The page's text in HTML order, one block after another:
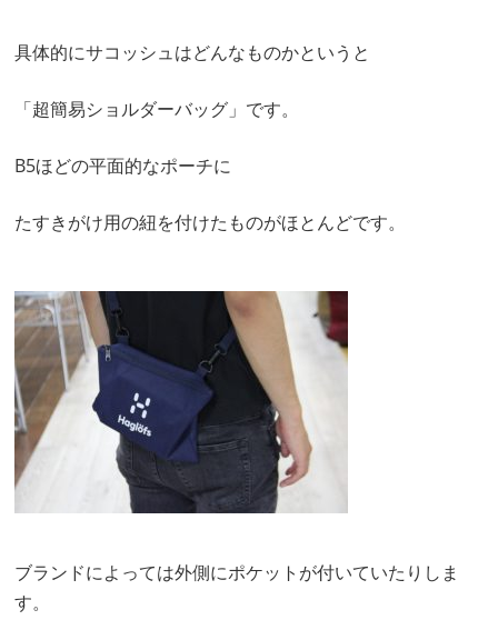
具体的にサコッシュはどんなものかというと
「超簡易ショルダーバッグ」です。
B5ほどの平面的なポーチに
たすきがけ用の紐を付けたものがほとんどです。
ブランドによっては外側にポケットが付いていたりしま
す。